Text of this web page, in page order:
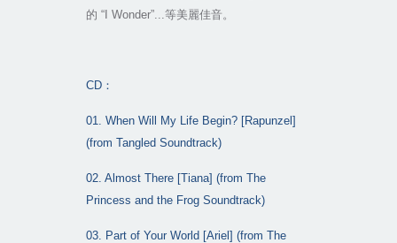
的 “I Wonder”...等美麗佳音。
CD：
01. When Will My Life Begin? [Rapunzel]
(from Tangled Soundtrack)
02. Almost There [Tiana] (from The
Princess and the Frog Soundtrack)
03. Part of Your World [Ariel] (from The